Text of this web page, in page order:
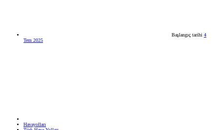
Başlangıç tarihi 4
Tem 2025
Havayolları